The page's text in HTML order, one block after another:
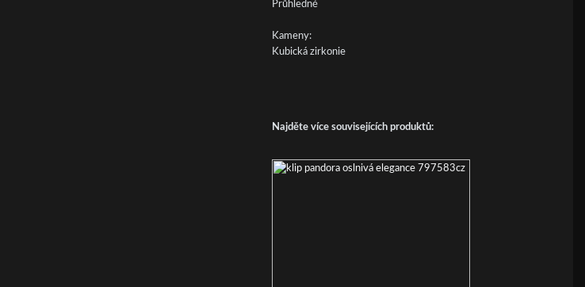
Průhledné
Kameny:
Kubická zirkonie
Najděte více souvisejících produktů: